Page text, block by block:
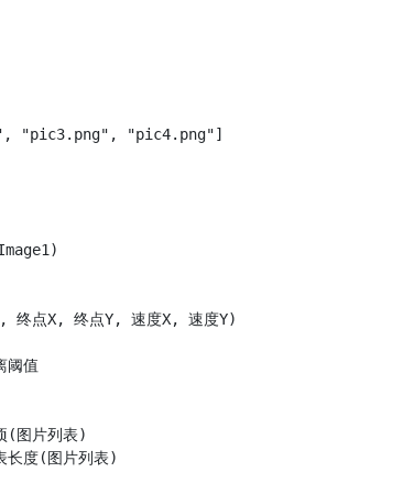
"pic3.png", "pic4.png"]
终点X, 终点Y, 速度X, 速度Y)
阈值
图片列表)
度(图片列表)